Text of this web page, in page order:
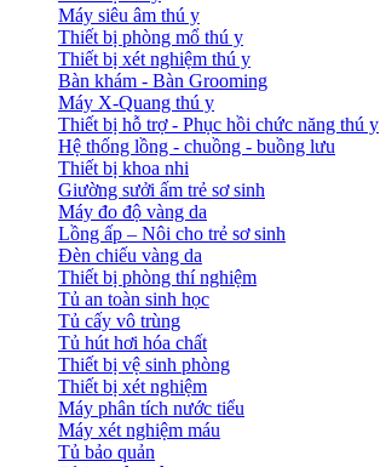
Máy siêu âm thú y
Thiết bị phòng mổ thú y
Thiết bị xét nghiệm thú y
Bàn khám - Bàn Grooming
Máy X-Quang thú y
Thiết bị hỗ trợ - Phục hồi chức năng thú y
Hệ thống lồng - chuồng - buồng lưu
Thiết bị khoa nhi
Giường sưởi ấm trẻ sơ sinh
Máy đo độ vàng da
Lồng ấp – Nôi cho trẻ sơ sinh
Đèn chiếu vàng da
Thiết bị phòng thí nghiệm
Tủ an toàn sinh học
Tủ cấy vô trùng
Tủ hút hơi hóa chất
Thiết bị vệ sinh phòng
Thiết bị xét nghiệm
Máy phân tích nước tiểu
Máy xét nghiệm máu
Tủ bảo quản